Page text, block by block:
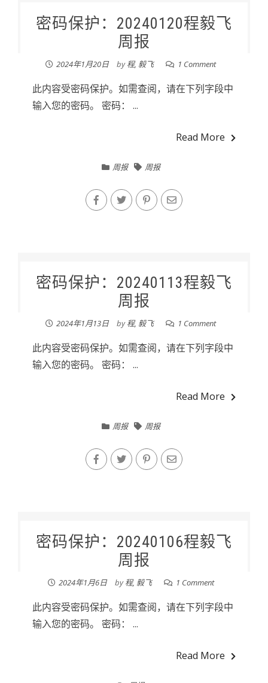
密码保护：20240120程毅飞
周报
2024年1月20日 by程, 毅飞 1 Comment
此内容受密码保护。如需查阅，请在下列字段中
输入您的密码。 密码： ...
Read More
周报 周报
密码保护：20240113程毅飞
周报
2024年1月13日 by程, 毅飞 1 Comment
此内容受密码保护。如需查阅，请在下列字段中
输入您的密码。 密码： ...
Read More
周报 周报
密码保护：20240106程毅飞
周报
2024年1月6日 by程, 毅飞 1 Comment
此内容受密码保护。如需查阅，请在下列字段中
输入您的密码。 密码： ...
Read More